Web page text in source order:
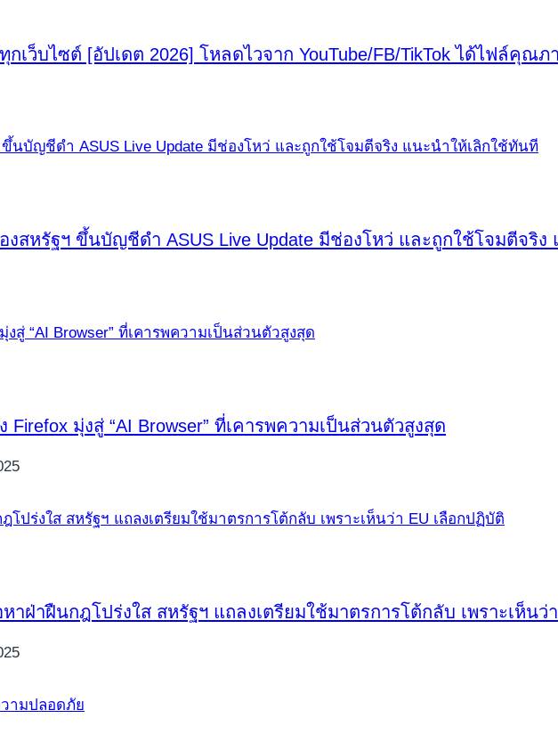
เว็บไซต์ [อัปเดต 2026] โหลดไวจาก YouTube/FB/TikTok ได้ไฟล์คุณภ
งสหรัฐฯ ขึ้นบัญชีดำ ASUS Live Update มีช่องโหว่ และถูกใช้โจมตีจริง
มุ่งสู่ “AI Browser” ที่เคารพความเป็นส่วนตัวสูงสุด
าฝ่าฝืนกฎโปร่งใส สหรัฐฯ แถลงเตรียมใช้มาตรการโต้กลับ เพราะเห็นว่